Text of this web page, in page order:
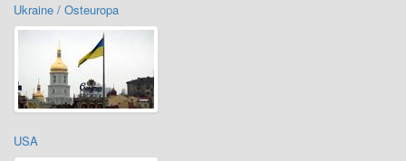
Ukraine / Osteuropa
USA